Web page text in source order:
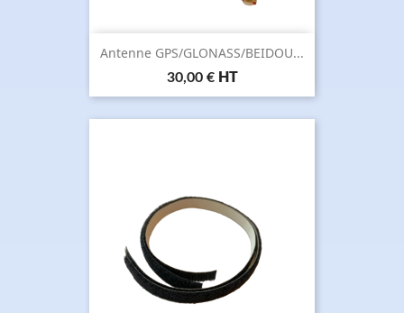
Antenne GPS/GLONASS/BEIDOU...
Prix
30,00 € HT